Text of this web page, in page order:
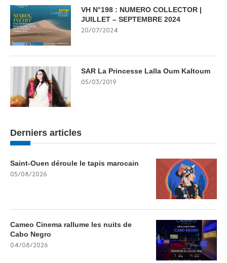
VH N°198 : NUMERO COLLECTOR |
JUILLET – SEPTEMBRE 2024
20/07/2024
SAR La Princesse Lalla Oum Kaltoum
05/03/2019
Derniers articles
Saint-Ouen déroule le tapis marocain
05/08/2026
Cameo Cinema rallume les nuits de
Cabo Negro
04/08/2026